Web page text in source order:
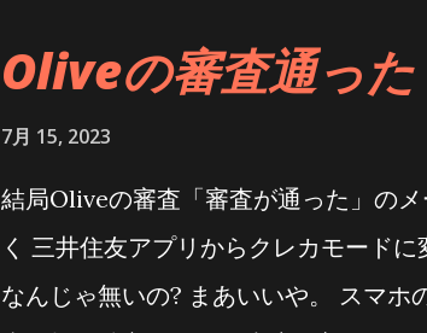
と・・・ その番号はカード会社に質
～ 一応三井住友に質問の予約をして
キシブルペイの仕組みだとデビットカ
なってるのかも そんな意表を突いた
かく回答待ちだ・・・ 追記 三井住友
アプリ->指定のクレカをタッチ->右
Oliveの審査通った
7月 15, 2023
結局Oliveの審査「審査が通った」の
く 三井住友アプリからクレカモード
なんじゃ無いの? まあいいや。 スマホ